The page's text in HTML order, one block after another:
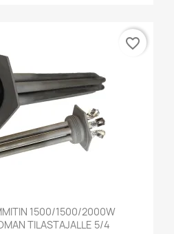
1500/1500/2000W
TILASTAJALLE 5/4
favorite_border